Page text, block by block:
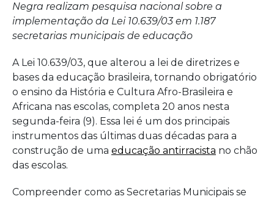
Negra realizam pesquisa nacional sobre a
implementação da Lei 10.639/03 em 1.187
secretarias municipais de educação
A Lei 10.639/03, que alterou a lei de diretrizes e
bases da educação brasileira, tornando obrigatório
o ensino da História e Cultura Afro-Brasileira e
Africana nas escolas, completa 20 anos nesta
segunda-feira (9). Essa lei é um dos principais
instrumentos das últimas duas décadas para a
construção de uma educação antirracista no chão
das escolas.
Compreender como as Secretarias Municipais se